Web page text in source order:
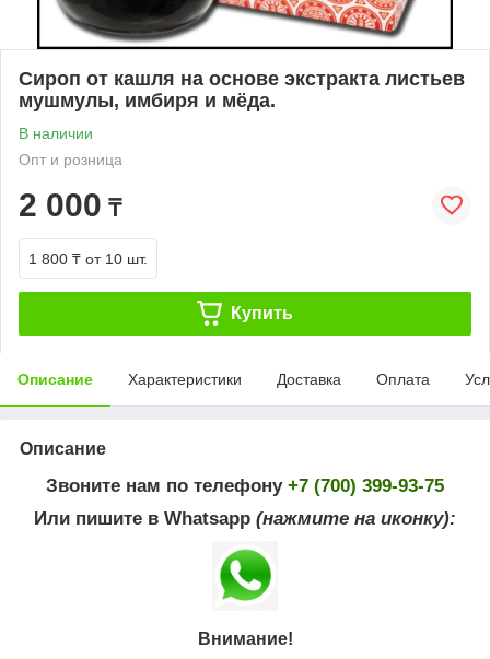
Сироп от кашля на основе экстракта листьев
мушмулы, имбиря и мёда.
В наличии
Опт и розница
2 000 ₸
1 800 ₸ от 10 шт.
Купить
Описание Характеристики Доставка Оплата
Описание
Звоните нам по телефону +7 (700) 399-93-75
Или пишите в Whatsapp (нажмите на иконку):
Внимание!